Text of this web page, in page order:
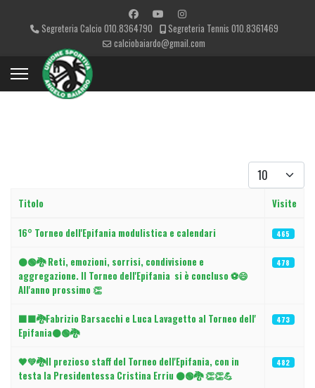
Segreteria Calcio 010.8364790
Segreteria Tennis 010.8361469
calciobaiardo@gmail.com
Visualizza #
Titolo Visite
16° Torneo dell'Epifania modulistica e calendari 465
⚫🟢🐉 Reti, emozioni, sorrisi, condivisione e
aggregazione. Il Torneo dell'Epifania si è concluso ⚽😄
All'anno prossimo 👏
478
⬛🟩🐉Fabrizio Barsacchi e Luca Lavagetto al Torneo dell'
Epifania⚫🟢🐉
473
🖤💚🐉Il prezioso staff del Torneo dell'Epifania, con in
testa la Presidentessa Cristina Erriu ⚫🟢🐉 👏👏💪
482